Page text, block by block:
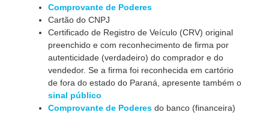
Comprovante de Poderes
Cartão do CNPJ
Certificado de Registro de Veículo (CRV) original
preenchido e com reconhecimento de firma por
autenticidade (verdadeiro) do comprador e do
vendedor. Se a firma foi reconhecida em cartório
de fora do estado do Paraná, apresente também o
sinal público
Comprovante de Poderes do banco (financeira)